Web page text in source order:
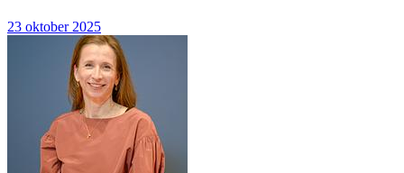
23 oktober 2025